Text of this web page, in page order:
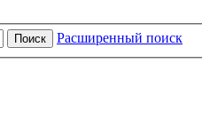
Поиск Расширенный поиск